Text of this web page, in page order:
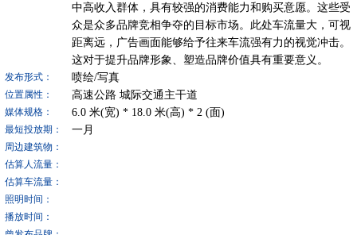
中高收入群体，具有较强的消费能力和购买意愿。这些受
众是众多品牌竞相争夺的目标市场。此处车流量大，可视
距离远，广告画面能够给予往来车流强有力的视觉冲击。
这对于提升品牌形象、塑造品牌价值具有重要意义。
发布形式： 喷绘/写真
位置属性： 高速公路 城际交通主干道
媒体规格： 6.0米(宽) * 18.0米(高) * 2 (面)
最短投放期： 一月
周边建筑物：
估算人流量：
估算车流量：
照明时间：
播放时间：